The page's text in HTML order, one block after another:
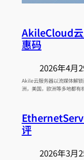
AkileCloud
惠码
2026年4月
Akile云服务器以流媒体解
洲，美国，欧洲等多地都有
评
2026年3月